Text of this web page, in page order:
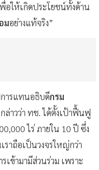
อให้เกิดประโยชน์ทั้งด้าน
มอย่างแท้จริง”
ารแทนอธิบดีกรม
กล่าวว่า ทช. ได้ตั้งเป้าฟื้นฟู
ไร่ ภายใน 10 ปี ซึ่ง
ราถือเป็นวงจรใหญ่กว่า
เข้ามามีส่วนร่วม เพราะ